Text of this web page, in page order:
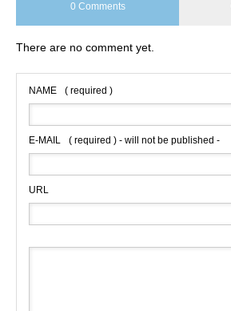
0 Comments
There are no comment yet.
NAME ( required )
E-MAIL ( required ) - will not be published -
URL